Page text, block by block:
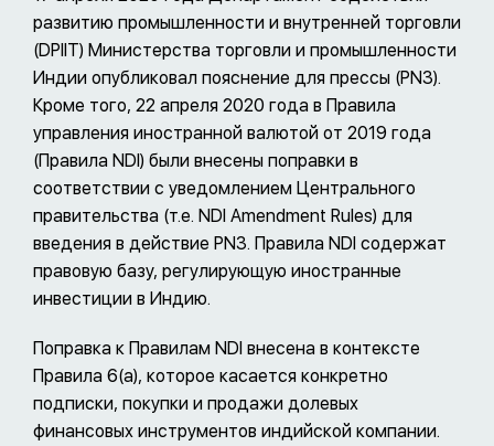
развитию промышленности и внутренней торговли
(DPIIT) Министерства торговли и промышленности
Индии опубликовал пояснение для прессы (PN3).
Кроме того, 22 апреля 2020 года в Правила
управления иностранной валютой от 2019 года
(Правила NDI) были внесены поправки в
соответствии с уведомлением Центрального
правительства (т.е. NDI Amendment Rules) для
введения в действие PN3. Правила NDI содержат
правовую базу, регулирующую иностранные
инвестиции в Индию.
Поправка к Правилам NDI внесена в контексте
Правила 6(a), которое касается конкретно
подписки, покупки и продажи долевых
финансовых инструментов индийской компании.